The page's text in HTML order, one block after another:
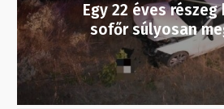
Egy 22 éves
sofőr súlyosan